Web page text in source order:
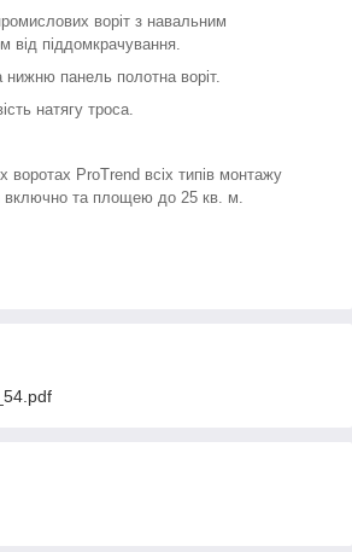
воріт з навальним
від піддомкрачування.
панель полотна воріт.
натягу троса.
воротах ProTrend всіх типів монтажу
та площею до 25 кв. м.